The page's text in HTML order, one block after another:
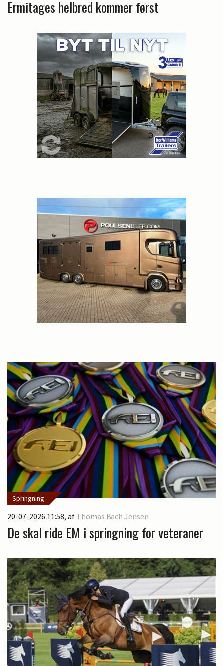
Ermitages helbred kommer først
Springning
20-07-2026 11:58, af Thomas Bach Jensen
De skal ride EM i springning for veteraner